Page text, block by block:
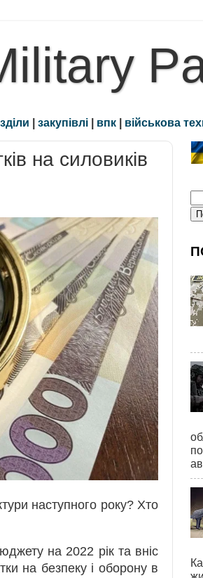
| закупівлі | впк | військова
на силовиків
наступного року? Хто
на 2022 рік та вніс
на безпеку і оборону в